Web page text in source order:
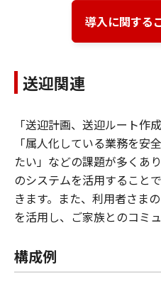
導入に関する
送迎関連
「送迎計画、送迎ルート作
「属人化している業務を安
たい」などの課題が多くあ
のシステムを活用すること
きます。また、利用者さま
を活用し、ご家族とのコミ
構成例